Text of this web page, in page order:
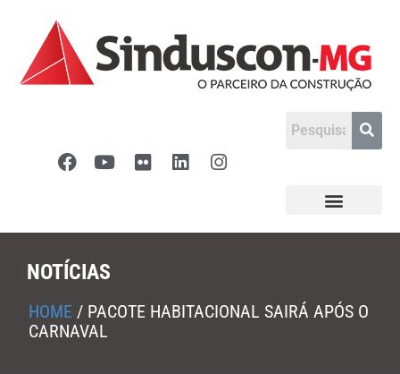
NOTÍCIAS
HOME / PACOTE HABITACIONAL SAIRÁ APÓS O
CARNAVAL